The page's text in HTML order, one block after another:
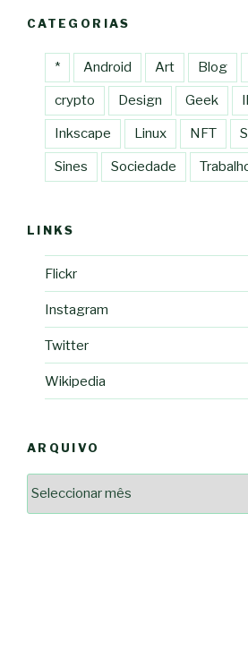
CATEGORIAS
* Android Art Blog
crypto Design Geek
Inkscape Linux NFT
Sines Sociedade
LINKS
Flickr
Instagram
Twitter
Wikipedia
ARQUIVO